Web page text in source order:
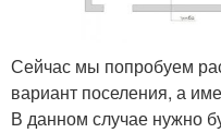
Сейчас мы попробуем
вариант поселения, а
В данном случае нужно